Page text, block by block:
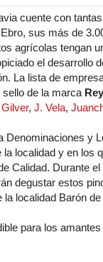
cuente con
sus más de
agrícolas tengan
el desarrollo
La lista de
de la marca
Gilver, J. Vela,
Denominaciones y
la localidad y en los
Calidad. Durante
degustar estos
localidad Barón de
para los